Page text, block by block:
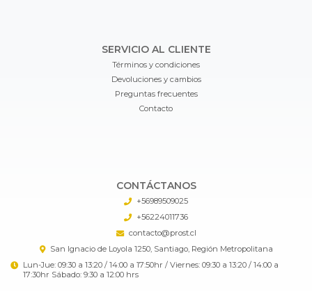
SERVICIO AL CLIENTE
Términos y condiciones
Devoluciones y cambios
Preguntas frecuentes
Contacto
CONTÁCTANOS
+56989509025
+56224011736
contacto@prost.cl
San Ignacio de Loyola 1250, Santiago, Región Metropolitana
Lun-Jue: 09:30 a 13:20 / 14:00 a 17:50hr / Viernes: 09:30 a 13:20 / 14:00 a
17:30hr Sábado: 9:30 a 12:00 hrs